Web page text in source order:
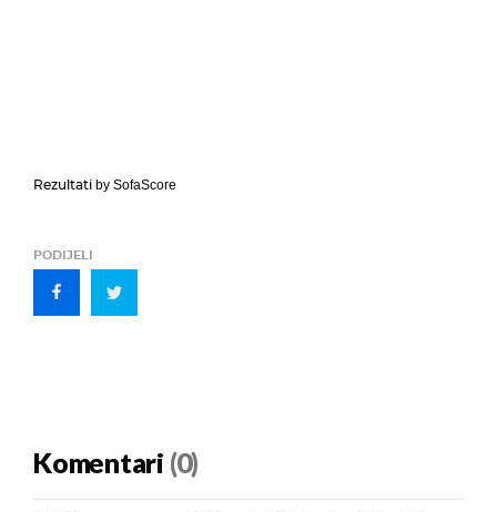
Rezultati by SofaScore
PODIJELI
Komentari (0)